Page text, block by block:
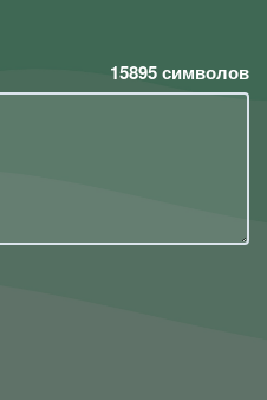
15895символов